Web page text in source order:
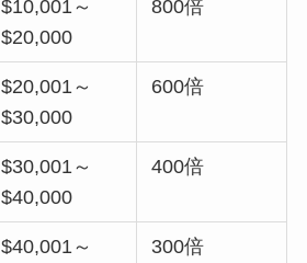
$10,001～
$20,000
800倍
$20,001～
$30,000
600倍
$30,001～
$40,000
400倍
$40,001～
300倍